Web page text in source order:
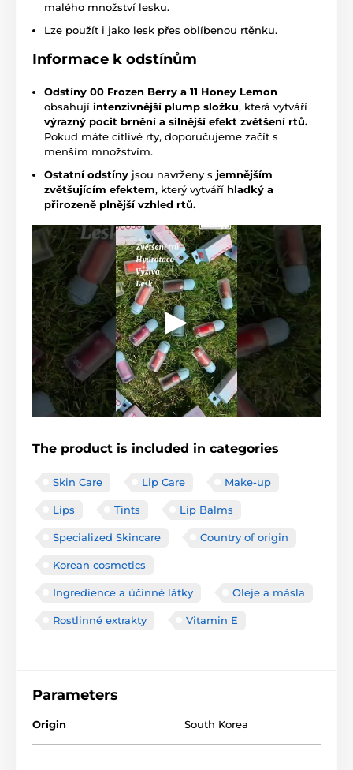
malého množství lesku.
Lze použít i jako lesk přes oblíbenou rtěnku.
Informace k odstínům
Odstíny 00 Frozen Berry a 11 Honey Lemon
obsahují intenzivnější plump složku, která vytváří
výrazný pocit brnění a silnější efekt zvětšení rtů.
Pokud máte citlivé rty, doporučujeme začít s
menším množstvím.
Ostatní odstíny jsou navrženy s jemnějším
zvětšujícím efektem, který vytváří hladký a
přirozeně plnější vzhled rtů.
The product is included in categories
Skin Care Lip Care Make-up
Lips Tints Lip Balms
Specialized Skincare Country of origin
Korean cosmetics
Ingredience a účinné látky Oleje a másla
Rostlinné extrakty Vitamin E
Parameters
Origin South Korea